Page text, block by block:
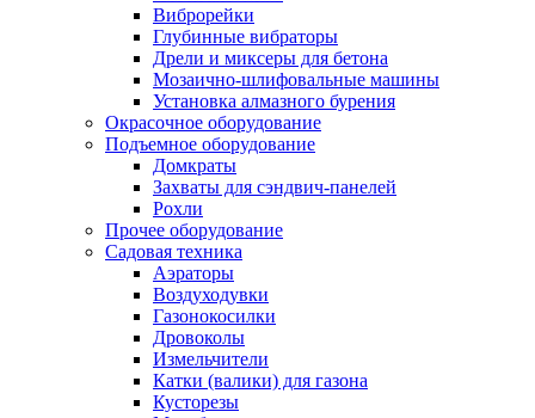
Виброрейки
Глубинные вибраторы
Дрели и миксеры для бетона
Мозаично-шлифовальные машины
Установка алмазного бурения
Окрасочное оборудование
Подъемное оборудование
Домкраты
Захваты для сэндвич-панелей
Рохли
Прочее оборудование
Садовая техника
Аэраторы
Воздуходувки
Газонокосилки
Дровоколы
Измельчители
Катки (валики) для газона
Кусторезы